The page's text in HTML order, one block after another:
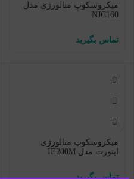
میکروسکوپ متالورژی مدل
NJC160
میکروسکوپ متالورژی
اینورت مدل IE200M